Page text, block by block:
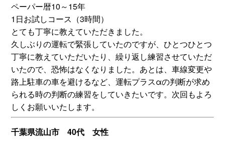
ペーパー暦10～15年
1日お試しコース（3時間）
とても丁寧に教えていただきました。
久しぶりの運転で緊張していたのですが、ひとつひとつ
丁寧に教えていただいたり、繰り返し練習させていただ
いたので、恐怖はなくなりました。あとは、車線変更や
路上駐車の車を避けるなど、運転プラスαの判断が求め
られる時の判断の練習をしていきたいです。次回もよろ
しくお願いいたします。
千葉県流山市 40代 女性